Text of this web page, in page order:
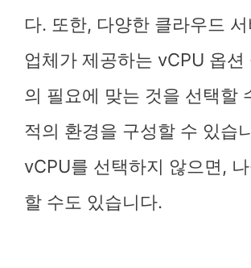
다. 또한, 다양한 클라우드
업체가 제공하는 vCPU 옵션
의 필요에 맞는 것을 선택할
적의 환경을 구성할 수 있습
vCPU를 선택하지 않으면,
할 수도 있습니다.